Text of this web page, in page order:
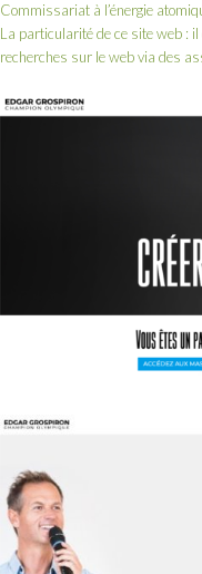
Commissariat à l’énergie
La particularité de ce site web :
recherches sur le web via des